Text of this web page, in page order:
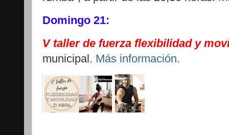
Domingo 21:
V taller de fuerza flexibilidad y
municipal. Más información.